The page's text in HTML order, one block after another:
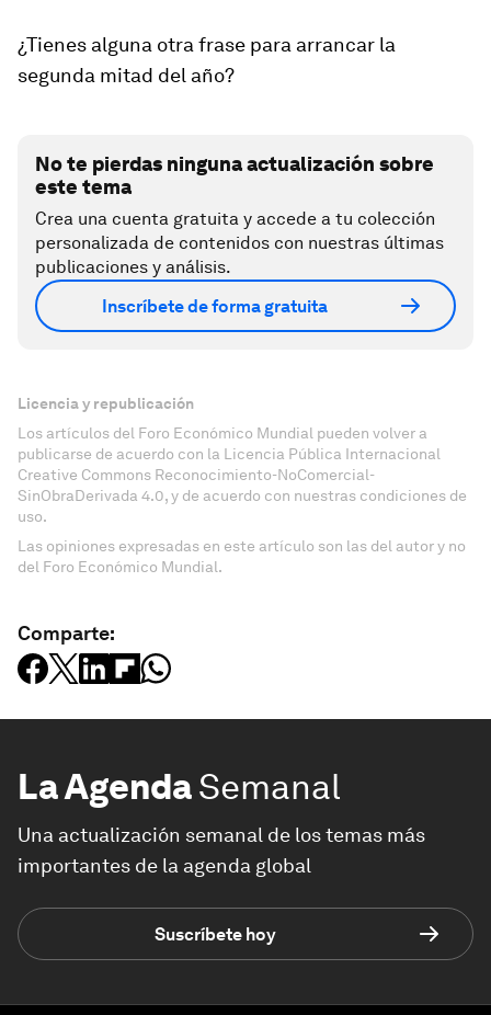
¿Tienes alguna otra frase para arrancar la
segunda mitad del año?
No te pierdas ninguna actualización sobre
este tema
Crea una cuenta gratuita y accede a tu colección
personalizada de contenidos con nuestras últimas
publicaciones y análisis.
Inscríbete de forma gratuita
Licencia y republicación
Los artículos del Foro Económico Mundial pueden volver a
publicarse de acuerdo con la Licencia Pública Internacional
Creative Commons Reconocimiento-NoComercial-
SinObraDerivada 4.0, y de acuerdo con nuestras condiciones de
uso.
Las opiniones expresadas en este artículo son las del autor y no
del Foro Económico Mundial.
Comparte:
La AgendaSemanal
Una actualización semanal de los temas más
importantes de la agenda global
Suscríbete hoy